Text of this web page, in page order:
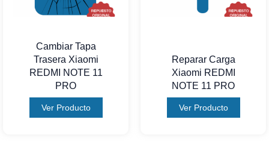
Cambiar Tapa
Trasera Xiaomi
REDMI NOTE 11
PRO
Ver Producto
Reparar Carga
Xiaomi REDMI
NOTE 11 PRO
Ver Producto